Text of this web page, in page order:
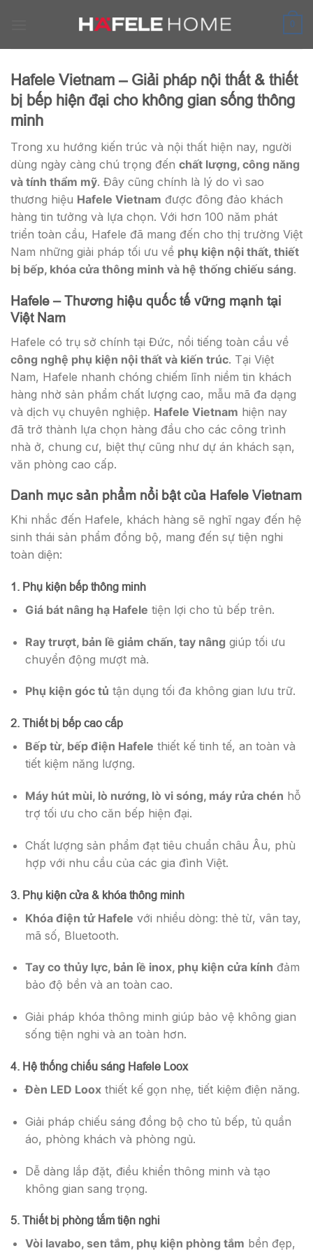
0
Hafele Vietnam – Giải pháp nội thất & thiết
bị bếp hiện đại cho không gian sống thông
minh
Trong xu hướng kiến trúc và nội thất hiện nay, người
dùng ngày càng chú trọng đến chất lượng, công năng
và tính thẩm mỹ. Đây cũng chính là lý do vì sao
thương hiệu Hafele Vietnam được đông đảo khách
hàng tin tưởng và lựa chọn. Với hơn 100 năm phát
triển toàn cầu, Hafele đã mang đến cho thị trường Việt
Nam những giải pháp tối ưu về phụ kiện nội thất, thiết
bị bếp, khóa cửa thông minh và hệ thống chiếu sáng.
Hafele – Thương hiệu quốc tế vững mạnh tại
Việt Nam
Hafele có trụ sở chính tại Đức, nổi tiếng toàn cầu về
công nghệ phụ kiện nội thất và kiến trúc. Tại Việt
Nam, Hafele nhanh chóng chiếm lĩnh niềm tin khách
hàng nhờ sản phẩm chất lượng cao, mẫu mã đa dạng
và dịch vụ chuyên nghiệp. Hafele Vietnam hiện nay
đã trở thành lựa chọn hàng đầu cho các công trình
nhà ở, chung cư, biệt thự cũng như dự án khách sạn,
văn phòng cao cấp.
Danh mục sản phẩm nổi bật của Hafele Vietnam
Khi nhắc đến Hafele, khách hàng sẽ nghĩ ngay đến hệ
sinh thái sản phẩm đồng bộ, mang đến sự tiện nghi
toàn diện:
1. Phụ kiện bếp thông minh
Giá bát nâng hạ Hafele tiện lợi cho tủ bếp trên.
Ray trượt, bản lề giảm chấn, tay nâng giúp tối ưu
chuyển động mượt mà.
Phụ kiện góc tủ tận dụng tối đa không gian lưu trữ.
2. Thiết bị bếp cao cấp
Bếp từ, bếp điện Hafele thiết kế tinh tế, an toàn và
tiết kiệm năng lượng.
Máy hút mùi, lò nướng, lò vi sóng, máy rửa chén hỗ
trợ tối ưu cho căn bếp hiện đại.
Chất lượng sản phẩm đạt tiêu chuẩn châu Âu, phù
hợp với nhu cầu của các gia đình Việt.
3. Phụ kiện cửa & khóa thông minh
Khóa điện tử Hafele với nhiều dòng: thẻ từ, vân tay,
mã số, Bluetooth.
Tay co thủy lực, bản lề inox, phụ kiện cửa kính đảm
bảo độ bền và an toàn cao.
Giải pháp khóa thông minh giúp bảo vệ không gian
sống tiện nghi và an toàn hơn.
4. Hệ thống chiếu sáng Hafele Loox
Đèn LED Looxthiết kế gọn nhẹ, tiết kiệm điện năng.
Giải pháp chiếu sáng đồng bộ cho tủ bếp, tủ quần
áo, phòng khách và phòng ngủ.
Dễ dàng lắp đặt, điều khiển thông minh và tạo
không gian sang trọng.
5. Thiết bị phòng tắm tiện nghi
Vòi lavabo, sen tắm, phụ kiện phòng tắm bền đẹp,